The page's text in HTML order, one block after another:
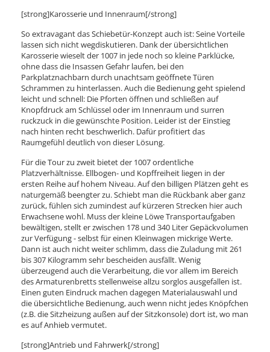
[strong]Karosserie und Innenraum[/strong]
So extravagant das Schiebetür-Konzept auch ist: Seine Vorteile
lassen sich nicht wegdiskutieren. Dank der übersichtlichen
Karosserie wieselt der 1007 in jede noch so kleine Parklücke,
ohne dass die Insassen Gefahr laufen, bei den
Parkplatznachbarn durch unachtsam geöffnete Türen
Schrammen zu hinterlassen. Auch die Bedienung geht spielend
leicht und schnell: Die Pforten öffnen und schließen auf
Knopfdruck am Schlüssel oder im Innenraum und surren
ruckzuck in die gewünschte Position. Leider ist der Einstieg
nach hinten recht beschwerlich. Dafür profitiert das
Raumgefühl deutlich von dieser Lösung.
Für die Tour zu zweit bietet der 1007 ordentliche
Platzverhältnisse. Ellbogen- und Kopffreiheit liegen in der
ersten Reihe auf hohem Niveau. Auf den billigen Plätzen geht es
naturgemäß beengter zu. Schiebt man die Rückbank aber ganz
zurück, fühlen sich zumindest auf kürzeren Strecken hier auch
Erwachsene wohl. Muss der kleine Löwe Transportaufgaben
bewältigen, stellt er zwischen 178 und 340 Liter Gepäckvolumen
zur Verfügung - selbst für einen Kleinwagen mickrige Werte.
Dann ist auch nicht weiter schlimm, dass die Zuladung mit 261
bis 307 Kilogramm sehr bescheiden ausfällt. Wenig
überzeugend auch die Verarbeitung, die vor allem im Bereich
des Armaturenbretts stellenweise allzu sorglos ausgefallen ist.
Einen guten Eindruck machen dagegen Materialauswahl und
die übersichtliche Bedienung, auch wenn nicht jedes Knöpfchen
(z.B. die Sitzheizung außen auf der Sitzkonsole) dort ist, wo man
es auf Anhieb vermutet.
[strong]Antrieb und Fahrwerk[/strong]